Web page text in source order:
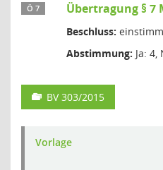
Ö 7 Übertragung §
Beschluss:
Abstimmung: Ja:
BV 303/2015
Vorlage